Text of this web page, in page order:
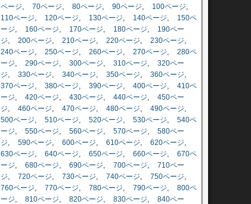
ページ, 70ページ, 80ページ, 90ページ, 100ページ,
110ページ, 120ページ, 130ページ, 140ページ,
150ペ
ージ, 160ページ, 170ページ, 180ページ,
190ペー
ジ, 200ページ, 210ページ, 220ページ, 230ページ,
240ページ, 250ページ, 260ページ, 270ページ, 280ペ
ージ, 290ページ, 300ページ, 310ページ, 320ペー
ジ, 330ページ, 340ページ, 350ページ, 360ページ,
370ページ, 380ページ, 390ページ, 400ページ, 410ペ
ージ, 420ページ, 430ページ, 440ページ, 450ペー
ジ, 460ページ, 470ページ, 480ページ, 490ページ,
500ページ, 510ページ, 520ページ, 530ページ, 540ペ
ージ, 550ページ, 560ページ, 570ページ, 580ペー
ジ, 590ページ, 600ページ, 610ページ, 620ページ,
630ページ, 640ページ, 650ページ, 660ページ, 670ペ
ージ, 680ページ, 690ページ, 700ページ, 710ペー
ジ, 720ページ, 730ページ, 740ページ, 750ページ,
760ページ, 770ページ, 780ページ, 790ページ, 800ペ
ージ, 810ページ, 820ページ, 830ページ, 840ペー